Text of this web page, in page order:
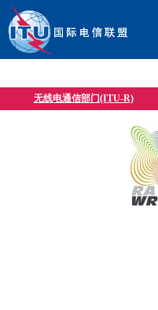
无线电通信部门(ITU-R)